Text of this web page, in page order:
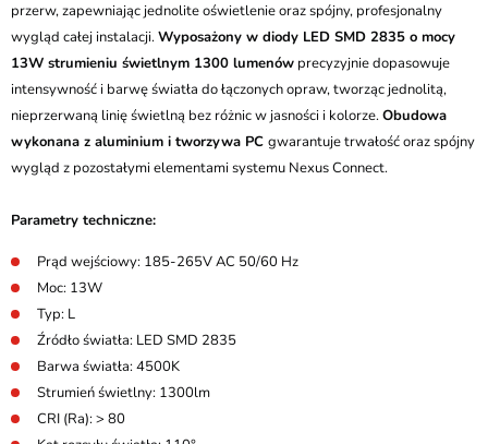
przerw, zapewniając jednolite oświetlenie oraz spójny, profesjonalny
wygląd całej instalacji.Wyposażony w diody LED SMD 2835 o mocy
13W strumieniu świetlnym 1300 lumenów precyzyjnie dopasowuje
intensywność i barwę światła do łączonych opraw, tworząc jednolitą,
nieprzerwaną linię świetlną bez różnic w jasności i kolorze.Obudowa
wykonana z aluminium i tworzywa PC gwarantuje trwałość oraz spójny
wygląd z pozostałymi elementami systemu Nexus Connect.
Parametry techniczne:
Prąd wejściowy: 185-265V AC 50/60 Hz
Moc: 13W
Typ: L
Źródło światła: LED SMD 2835
Barwa światła: 4500K
Strumień świetlny: 1300lm
CRI (Ra): > 80